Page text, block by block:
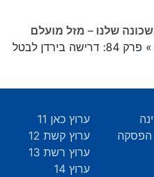
שלנו – מזל מועלם
»
פרק 84: דרישה בירדן לבטל
ערוץ כאן 11
ערוץ קשת 12
ערוץ רשת 13
ערוץ 14